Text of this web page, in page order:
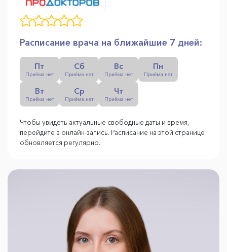
Расписание врача на ближайшие 7 дней:
Пт
Приёма нет
Сб
Приёма нет
Вс
Приёма нет
Пн
Приёма нет
Вт
Приёма нет
Ср
Приёма нет
Чт
Приёма нет
Чтобы увидеть актуальные свободные даты и время,
перейдите в онлайн-запись. Расписание на этой странице
обновляется регулярно.